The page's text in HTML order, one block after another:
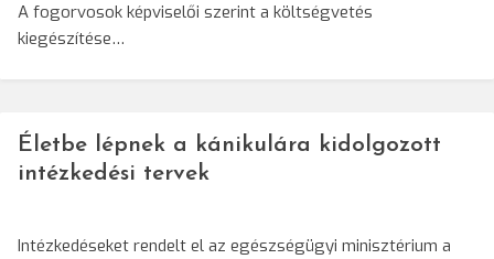
A fogorvosok képviselői szerint a költségvetés
kiegészítése…
Életbe lépnek a kánikulára kidolgozott
intézkedési tervek
Intézkedéseket rendelt el az egészségügyi minisztérium a